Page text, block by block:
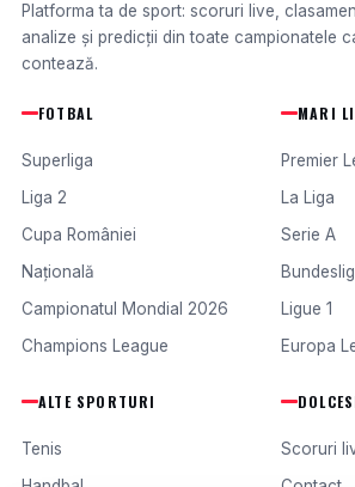
Platforma ta de sport: scoruri live,
analize și predicții din toate campionatele
contează.
FOTBAL
Superliga
Liga 2
Cupa României
Națională
Campionatul Mondial 2026
Champions League
MARI
Premier
La Liga
Serie A
Ligue 1
Europa
ALTE SPORTURI
Tenis
Scoruri